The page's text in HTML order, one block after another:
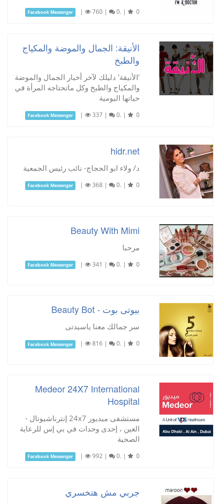
Facebook Messenger | 760 | 0. | 0
الأنيقة: الجمال والموضة والمكياج
والطبخ
'الأنيقة' دليلك لآخر أخبار الجمال والموضة
والمكياج والطبخ وكل ماتحتاجه المرأة في
حياتها اليومية
Facebook Messenger | 337 | 0. | 0
hidr.net
د/ ولاء ابو الحجاج- نائب رئيس الجمعية
Facebook Messenger | 368 | 0. | 0
Beauty With Mimi
مرحبا
Facebook Messenger | 341 | 0. | 0
بيوتى بوت - Beauty Bot
سر جمالك معنا ياسيدتى
Facebook Messenger | 816 | 0. | 0
Medeor 24X7 International
Hospital
مستشفى ميديور 24x7 إنترناشيونال -
العين ، إحدى وحدات في بي إس للرعاية
الصحية
Facebook Messenger | 992 | 0. | 0
جربي مش هتخسري